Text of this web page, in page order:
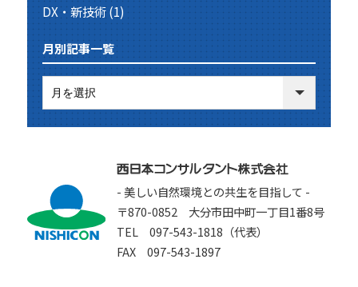
DX・新技術(1)
月別記事一覧
- 美しい自然環境との共生を目指して -
〒870-0852 大分市田中町一丁目1番8号
TEL 097-543-1818（代表）
FAX 097-543-1897